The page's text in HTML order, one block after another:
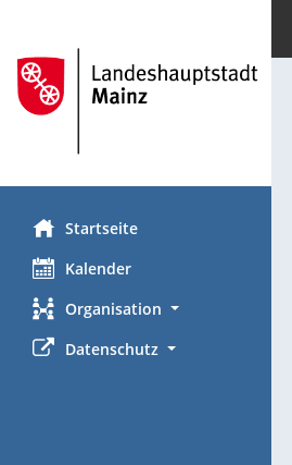
Startseite
Kalender
Organisation
Datenschutz